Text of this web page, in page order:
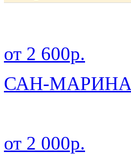
от 2 600р.
САН-МАРИНА
от 2 000р.